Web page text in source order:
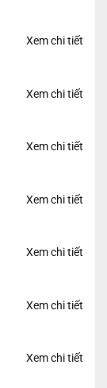
Xem chi tiết
Xem chi tiết
Xem chi tiết
Xem chi tiết
Xem chi tiết
Xem chi tiết
Xem chi tiết